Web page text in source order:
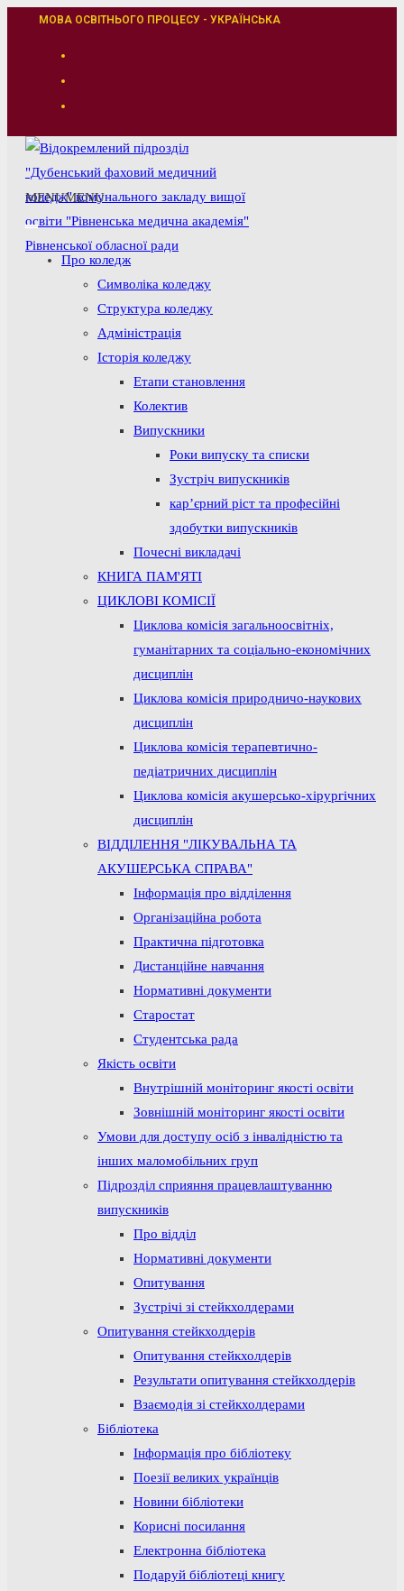
ПерейтиМОВА ОСВІТНЬОГО ПРОЦЕСУ - УКРАЇНСЬКА
MENUMENU
Про коледж
Символіка коледжу
Структура коледжу
Адміністрація
Історія коледжу
Етапи становлення
Колектив
Випускники
Роки випуску та списки
Зустріч випускників
кар’єрний ріст та професійні
здобутки випускників
Почесні викладачі
КНИГА ПАМ'ЯТІ
ЦИКЛОВІ КОМІСІЇ
Циклова комісія загальноосвітніх,
гуманітарних та соціально-економічних
дисциплін
Циклова комісія природничо-наукових
дисциплін
Циклова комісія терапевтично-
педіатричних дисциплін
Циклова комісія акушерсько-хірургічних
дисциплін
ВІДДІЛЕННЯ "ЛІКУВАЛЬНА ТА
АКУШЕРСЬКА СПРАВА"
Інформація про відділення
Організаційна робота
Практична підготовка
Дистанційне навчання
Нормативні документи
Старостат
Студентська рада
Якість освіти
Внутрішній моніторинг якості освіти
Зовнішній моніторинг якості освіти
Умови для доступу осіб з інвалідністю та
інших маломобільних груп
Підрозділ сприяння працевлаштуванню
випускників
Про відділ
Нормативні документи
Опитування
Зустрічі зі стейкхолдерами
Опитування стейкхолдерів
Опитування стейкхолдерів
Результати опитування стейкхолдерів
Взаємодія зі стейкхолдерами
Бібліотека
Інформація про бібліотеку
Поезії великих українців
Новини бібліотеки
Корисні посилання
Електронна бібліотека
Подаруй бібліотеці книгу